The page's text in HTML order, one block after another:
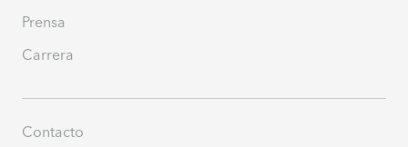
Prensa
Carrera
Contacto